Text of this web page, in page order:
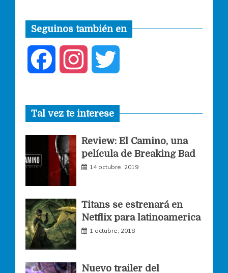
Seguinos también en
c
e
b
o
o
s
t
a
g
i
t
t
r
Tal vez te interese
Review: El Camino, una
película de Breaking Bad
14 octubre, 2019
Titans se estrenará en
Netflix para latinoamerica
1 octubre, 2018
Nuevo trailer del